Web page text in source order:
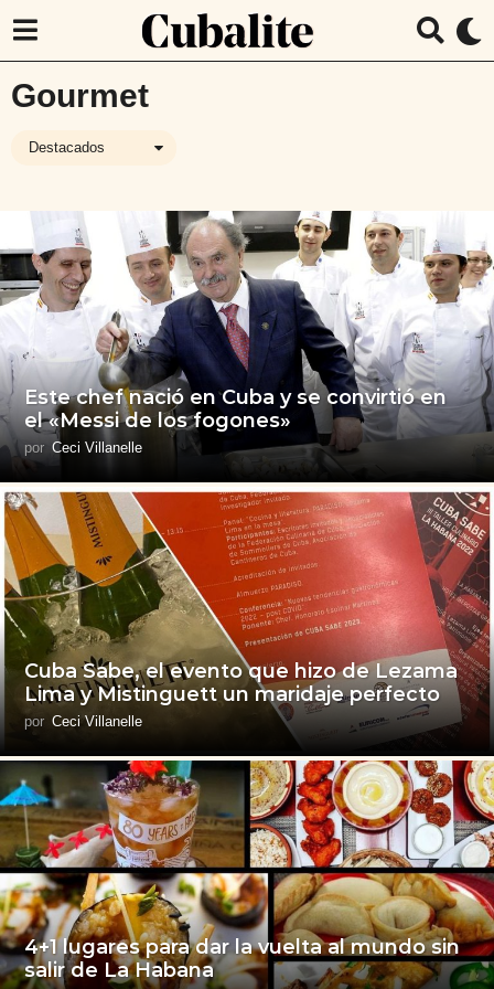
Gourmet
Destacados
Este chef nació en Cuba y se convirtió en
el «Messi de los fogones»
por Ceci Villanelle
Cuba Sabe, el evento que hizo de Lezama
Lima y Mistinguett un maridaje perfecto
por Ceci Villanelle
4+1 lugares para dar la vuelta al mundo sin
salir de La Habana